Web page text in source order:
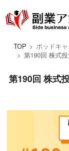
TOP
ポッドキ
第190回 株式
第190回 株式